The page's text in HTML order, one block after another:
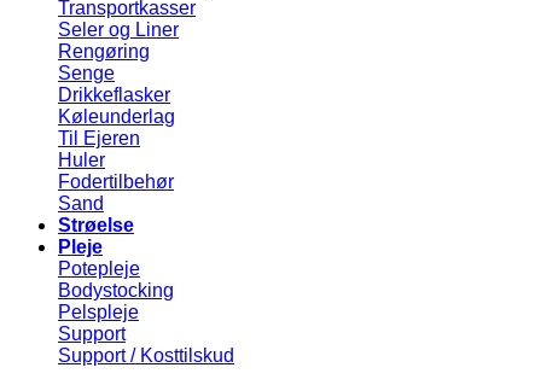
Transportkasser
Seler og Liner
Rengøring
Senge
Drikkeflasker
Køleunderlag
Til Ejeren
Huler
Fodertilbehør
Sand
Strøelse
Pleje
Potepleje
Bodystocking
Pelspleje
Support
Support / Kosttilskud